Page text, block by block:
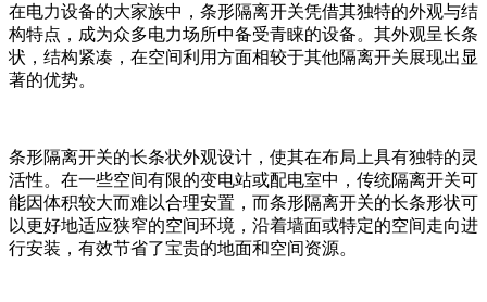
在电力设备的大家族中，条形隔离开关凭借其独特的外观与结
构特点，成为众多电力场所中备受青睐的设备。其外观呈长条
状，结构紧凑，在空间利用方面相较于其他隔离开关展现出显
著的优势。
条形隔离开关的长条状外观设计，使其在布局上具有独特的灵
活性。在一些空间有限的变电站或配电室中，传统隔离开关可
能因体积较大而难以合理安置，而条形隔离开关的长条形状可
以更好地适应狭窄的空间环境，沿着墙面或特定的空间走向进
行安装，有效节省了宝贵的地面和空间资源。